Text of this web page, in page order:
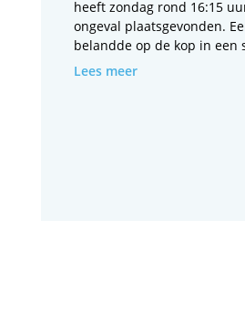
heeft zondag rond 16:15
ongeval plaatsgevonden.
belandde op de kop in een
Lees meer